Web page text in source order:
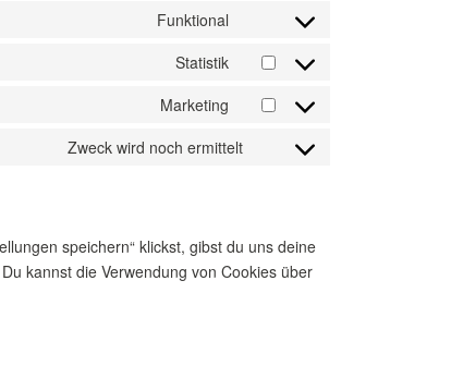
complianz
Funktional
Consent
wordpress
Statistik
Consent
google-
Marketing
Consent
Zweck wird noch ermittelt
Consent
speichern“ klickst, gibst du uns deine
kannst die Verwendung von Cookies über